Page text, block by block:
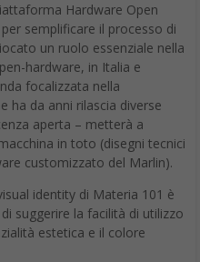
Hardware Open
semplificare il processo di
un ruolo essenziale nella
hardware, in Italia e
focalizzata nella
ha da anni rilascia diverse
aperta – metterà a
in toto (disegni tecnici
customizzato del Marlin).
identity di Materia 101 è
suggerire la facilità di utilizzo
estetica e il colore